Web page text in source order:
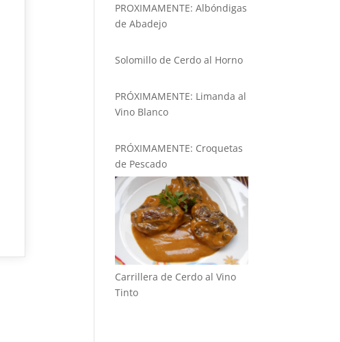
PROXIMAMENTE: Albóndigas
de Abadejo
Solomillo de Cerdo al Horno
PRÓXIMAMENTE: Limanda al
Vino Blanco
PRÓXIMAMENTE: Croquetas
de Pescado
Carrillera de Cerdo al Vino
Tinto